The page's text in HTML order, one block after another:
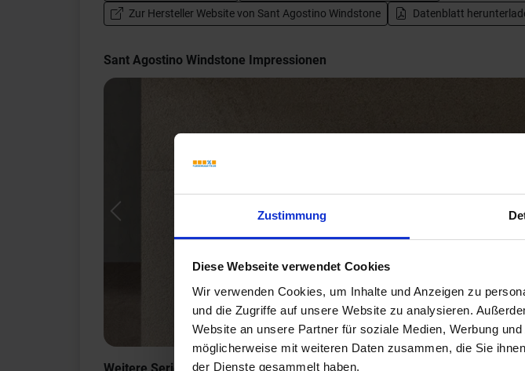
Zustimmung
Diese Webseite verwendet Cookies
Wir verwenden Cookies, um Inhalte und Anzeigen zu
und die Zugriffe auf unsere Website zu analysieren.
Website an unsere Partner für soziale Medien, Werbung
möglicherweise mit weiteren Daten zusammen, die Sie
der Dienste gesammelt haben.
Zur Hersteller Website von Sant Agostino Windstone
Datenblatt
Sant Agostino Windstone Impressionen
Previous